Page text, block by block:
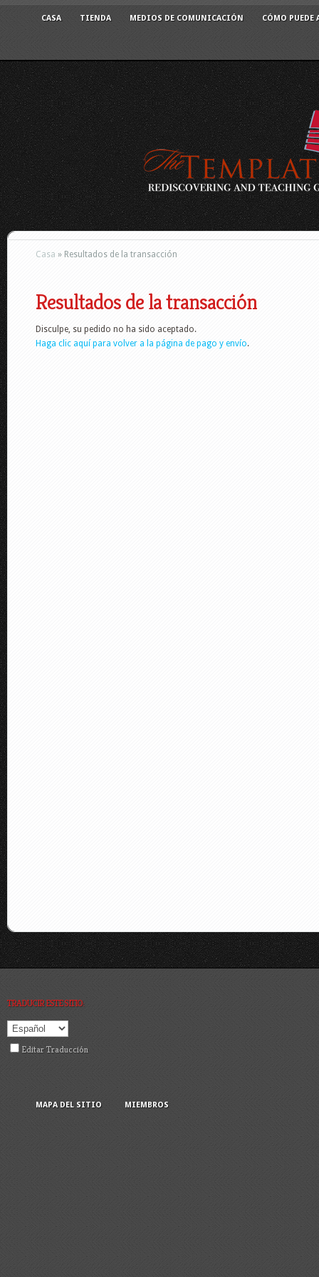
CASA TIENDA MEDIOS DE COMUNICACIÓN CÓMO PUEDE
Casa » Resultados de la transacción
Resultados de la transacción
Disculpe, su pedido no ha sido aceptado.
Haga clic aquí para volver a la página de pago y envío.
TRADUCIR ESTE SITIO:
Editar Traducción
MAPA DEL SITIO MIEMBROS